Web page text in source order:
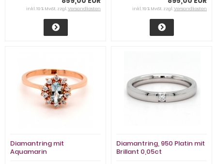
inkl. 19 % MwSt. zzgl.Versandkosten inkl. 19 % MwSt. zzgl.Versandkosten
Diamantring mit
Aquamarin
Diamantring, 950 Platin mit
Brillant 0,05ct